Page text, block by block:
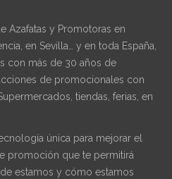
Azafatas y Promotoras en
en Sevilla… y en toda España,
con más de 30 años de
de promocionales con
tiendas, ferias, en
única para mejorar el
promoción que te permitirá
estamos y cómo estamos